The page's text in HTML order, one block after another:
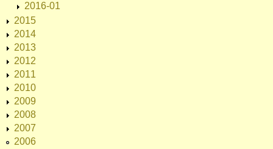
2016-01
2015
2014
2013
2012
2011
2010
2009
2008
2007
2006